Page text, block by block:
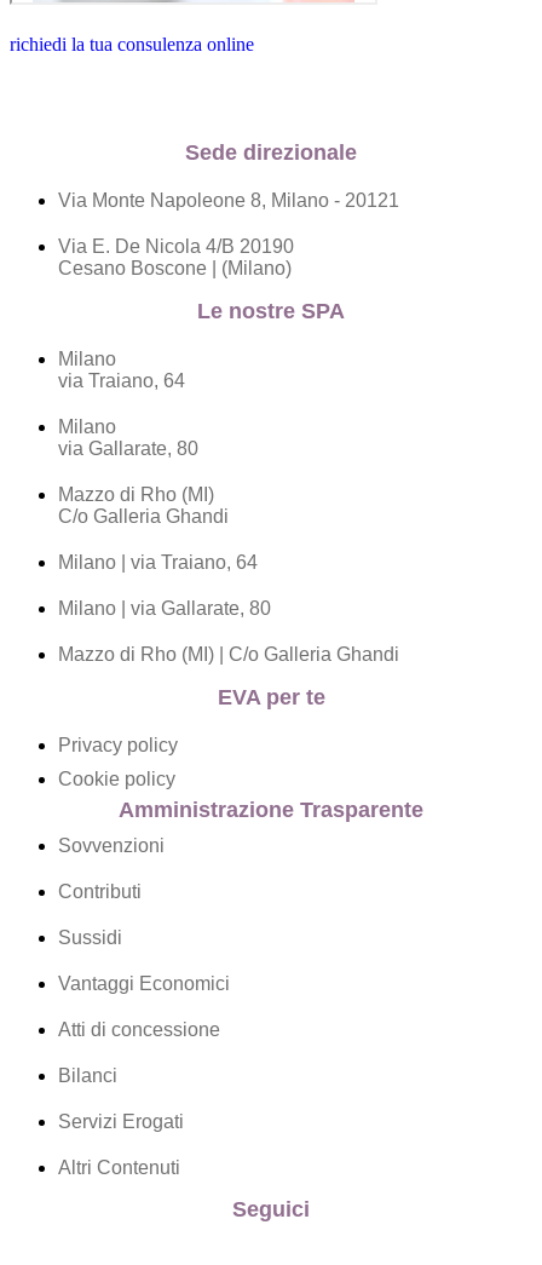
richiedi la tua consulenza online
Sede direzionale
Via Monte Napoleone 8, Milano - 20121
Via E. De Nicola 4/B 20190
Cesano Boscone | (Milano)
Le nostre SPA
Milano
via Traiano, 64
Milano
via Gallarate, 80
Mazzo di Rho (MI)
C/o Galleria Ghandi
Milano | via Traiano, 64
Milano | via Gallarate, 80
Mazzo di Rho (MI) | C/o Galleria Ghandi
EVA per te
Privacy policy
Cookie policy
Amministrazione Trasparente
Sovvenzioni
Contributi
Sussidi
Vantaggi Economici
Atti di concessione
Bilanci
Servizi Erogati
Altri Contenuti
Seguici